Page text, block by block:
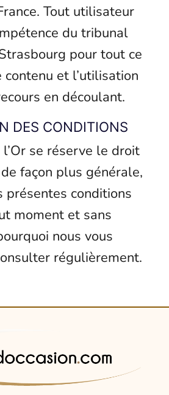
Tout utilisateur
du tribunal
pour tout ce
contenu et l’utilisation
en découlant.
DES CONDITIONS
se réserve le droit
façon plus générale,
présentes conditions
moment et sans
nous vous
régulièrement.